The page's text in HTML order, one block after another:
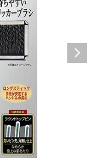
person 新規会員登録